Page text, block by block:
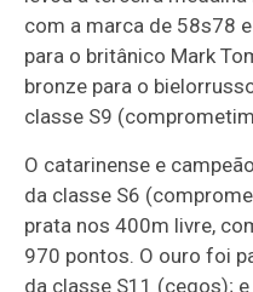
com a marca de 58s78
para o britânico Mark
bronze para o
classe S9
O catarinense e
da classe S6
prata nos 400m livre,
970 pontos. O ouro foi
da classe S11 (cegos);